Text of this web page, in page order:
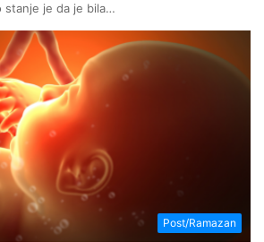
stanje je da je bila…
Post/Ramazan